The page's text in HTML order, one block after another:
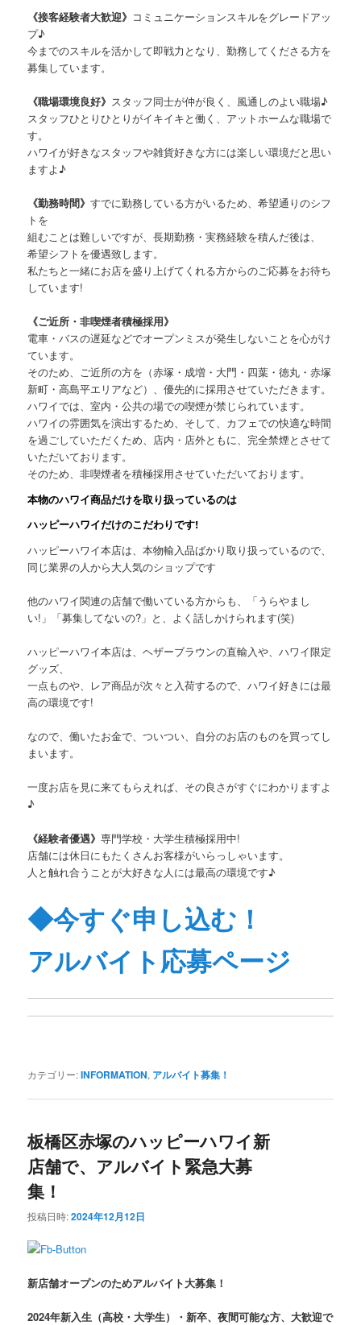
《接客経験者大歓迎》 コミュニケーションスキルをグレードアッ
プ♪
今までのスキルを活かして即戦力となり、勤務してくださる方を
募集しています。
《職場環境良好》 スタッフ同士が仲が良く、風通しのよい職場♪
スタッフひとりひとりがイキイキと働く、アットホームな職場で
す。
ハワイが好きなスタッフや雑貨好きな方には楽しい環境だと思い
ますよ♪
《勤務時間》すでに勤務している方がいるため、希望通りのシフ
トを
組むことは難しいですが、長期勤務・実務経験を積んだ後は、
希望シフトを優遇致します。
私たちと一緒にお店を盛り上げてくれる方からのご応募をお待ち
しています!
《ご近所・非喫煙者積極採用》
電車・バスの遅延などでオープンミスが発生しないことを心がけ
ています。
そのため、ご近所の方を（赤塚・成増・大門・四葉・徳丸・赤塚
新町・高島平エリアなど）、優先的に採用させていただきます。
ハワイでは、室内・公共の場での喫煙が禁じられています。
ハワイの雰囲気を演出するため、そして、カフェでの快適な時間
を過ごしていただくため、店内・店外ともに、完全禁煙とさせて
いただいております。
そのため、非喫煙者を積極採用させていただいております。
本物のハワイ商品だけを取り扱っているのは
ハッピーハワイだけのこだわりです!
ハッピーハワイ本店は、本物輸入品ばかり取り扱っているので、
同じ業界の人から大人気のショップです
他のハワイ関連の店舗で働いている方からも、「うらやまし
い!」「募集してないの?」と、よく話しかけられます(笑)
ハッピーハワイ本店は、ヘザーブラウンの直輸入や、ハワイ限定
グッズ、
一点ものや、レア商品が次々と入荷するので、ハワイ好きには最
高の環境です!
なので、働いたお金で、ついつい、自分のお店のものを買ってし
まいます。
一度お店を見に来てもらえれば、その良さがすぐにわかりますよ
♪
《経験者優遇》専門学校・大学生積極採用中!
店舗には休日にもたくさんお客様がいらっしゃいます。
人と触れ合うことが大好きな人には最高の環境です♪
◆今すぐ申し込む！
アルバイト応募ページ
カテゴリー:INFORMATION, アルバイト募集！
板橋区赤塚のハッピーハワイ新
店舗で、アルバイト緊急大募
集！
投稿日時:2024年12月12日
新店舗オープンのためアルバイト大募集！
2024年新入生（高校・大学生）・新卒、夜間可能な方、大歓迎で